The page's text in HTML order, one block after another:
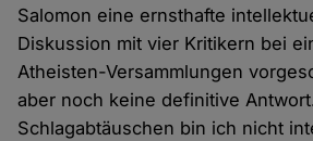
Salomon eine ernsthafte
Diskussion mit vier Kritikern bei
Atheisten-Versammlungen
aber noch keine definitive
Schlagabtäuschen bin ich nicht